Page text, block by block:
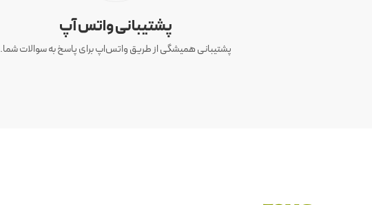
پشتیبانی واتس آپ
پشتیبانی همیشگی از طریق واتس‌اپ برای پاسخ به سوالات شما.